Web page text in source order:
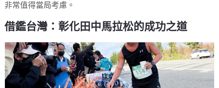
非常值得當局考慮。
借鑑台灣：彰化田中馬拉松的成功之道